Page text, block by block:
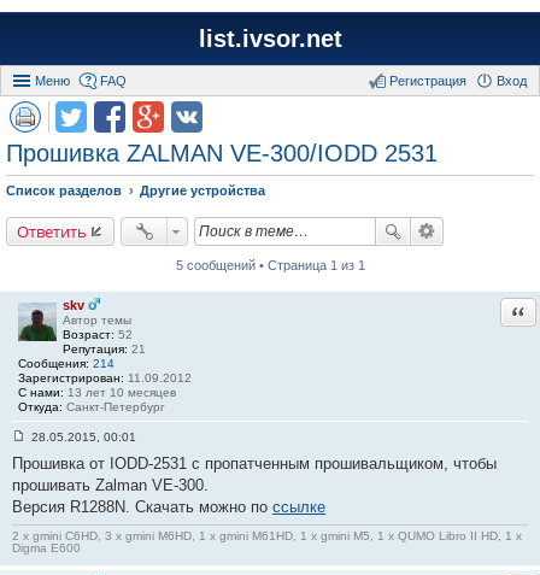
list.ivsor.net
Меню FAQ Вход
Регистрация
Прошивка ZALMAN VE-300/IODD 2531
Список разделов Другие устройства
Ответить
5 сообщений • Страница 1 из 1
skv
Автор темы
Возраст: 52
Репутация: 21
Сообщения: 214
Зарегистрирован: 11.09.2012
С нами: 13 лет 10 месяцев
Откуда: Санкт-Петербург
о
б
щ
е
н
и
е
28.05.2015, 00:01
Прошивка от IODD-2531 с пропатченным прошивальщиком, чтобы
прошивать Zalman VE-300.
Версия R1288N. Скачать можно по ссылке
2 x gmini C6HD, 3 x gmini M6HD, 1 x gmini M61HD, 1 x gmini M5, 1 x QUMO Libro II HD, 1 x
Digma E600